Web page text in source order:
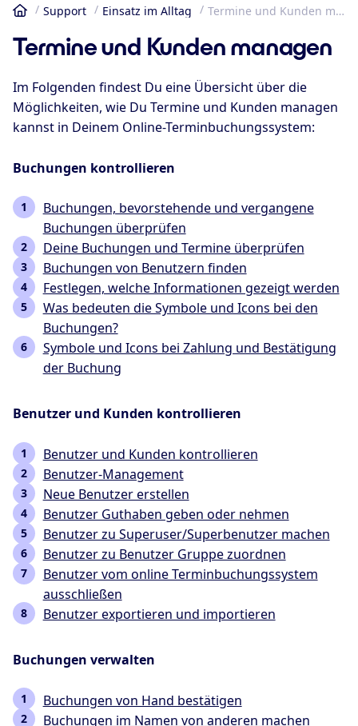
Startseite
Support Einsatz im Alltag Termine und Kunden managen
Termine und Kunden managen
Im Folgenden findest Du eine Übersicht über die
Möglichkeiten, wie Du Termine und Kunden managen
kannst in Deinem Online-Terminbuchungssystem:
Buchungen kontrollieren
Buchungen, bevorstehende und vergangene
Buchungen überprüfen
Deine Buchungen und Termine überprüfen
Buchungen von Benutzern finden
Festlegen, welche Informationen gezeigt werden
Was bedeuten die Symbole und Icons bei den
Buchungen?
Symbole und Icons bei Zahlung und Bestätigung
der Buchung
Benutzer und Kunden kontrollieren
Benutzer und Kunden kontrollieren
Benutzer-Management
Neue Benutzer erstellen
Benutzer Guthaben geben oder nehmen
Benutzer zu Superuser/Superbenutzer machen
Benutzer zu Benutzer Gruppe zuordnen
Benutzer vom online Terminbuchungssystem
ausschließen
Benutzer exportieren und importieren
Buchungen verwalten
Buchungen von Hand bestätigen
Buchungen im Namen von anderen machen